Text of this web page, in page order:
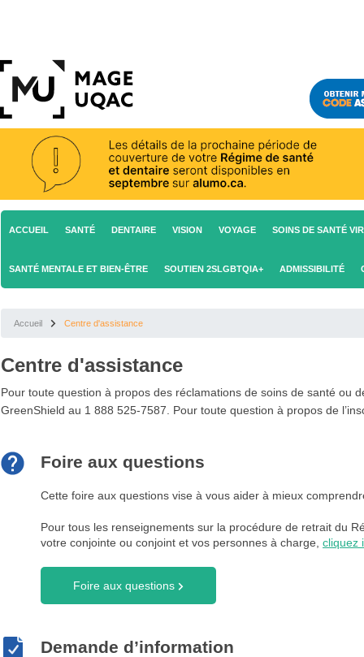
ACCUEIL SANTÉ DENTAIRE VISION VOYAGE SOINS DE SANTÉ
SANTÉ MENTALE ET BIEN-ÊTRE SOUTIEN 2SLGBTQIA+ ADMISSIBILITÉ
Accueil Centre d'assistance
Centre d'assistance
Pour toute question à propos des réclamations de soins de santé ou
GreenShield au 1 888 525-7587. Pour toute question à propos de
Foire aux questions
Cette foire aux questions vise à vous aider à mieux
Pour tous les renseignements sur la procédure de retrait du
votre conjointe ou conjoint et vos personnes à charge, cliquez
Foire aux questions
Demande d’information